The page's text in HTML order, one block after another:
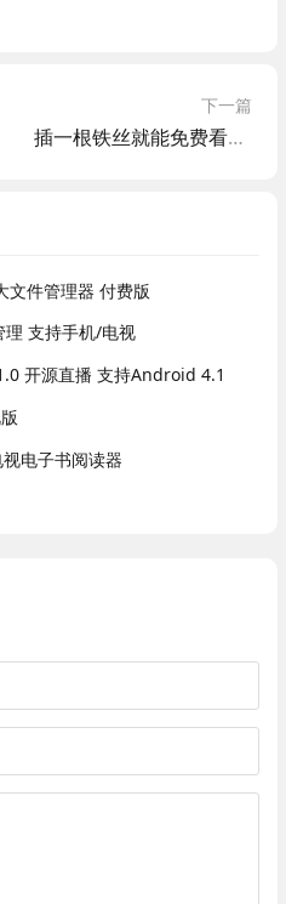
下一篇
插一根铁丝就能免费看电视，官方：是真的，完全免费！
件管理器 付费版
理 支持手机/电视
开源直播 支持Android 4.1
电子书阅读器